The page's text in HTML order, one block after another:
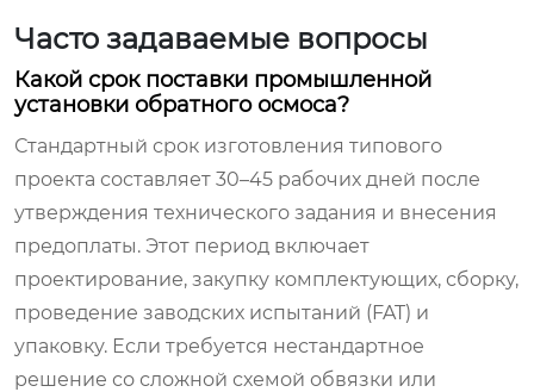
Часто задаваемые вопросы
Какой срок поставки промышленной
установки обратного осмоса?
Стандартный срок изготовления типового
проекта составляет 30–45 рабочих дней после
утверждения технического задания и внесения
предоплаты. Этот период включает
проектирование, закупку комплектующих, сборку,
проведение заводских испытаний (FAT) и
упаковку. Если требуется нестандартное
решение со сложной схемой обвязки или